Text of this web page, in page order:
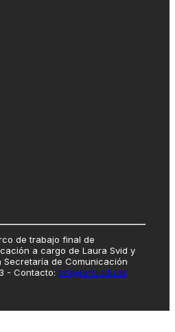
de trabajo final de
a cargo de Laura Svid y
de Comunicación
- Contacto: sci@unsl.edu.ar